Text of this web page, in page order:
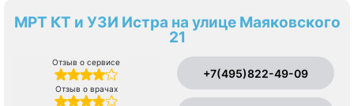
МРТ КТ и УЗИ Истра на улице Маяковского
21
Отзыв о сервисе
Отзыв о врачах
+7(495)822-49-09